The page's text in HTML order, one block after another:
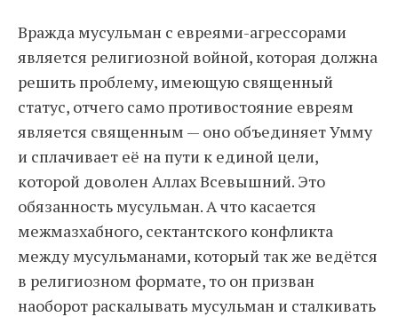
Вражда мусульман с евреями-агрессорами
является религиозной войной, которая должна
решить проблему, имеющую священный
статус, отчего само противостояние евреям
является священным — оно объединяет Умму
и сплачивает её на пути к единой цели,
которой доволен Аллах Всевышний. Это
обязанность мусульман. А что касается
межмазхабного, сектантского конфликта
между мусульманами, который так же ведётся
в религиозном формате, то он призван
наоборот раскалывать мусульман и сталкивать